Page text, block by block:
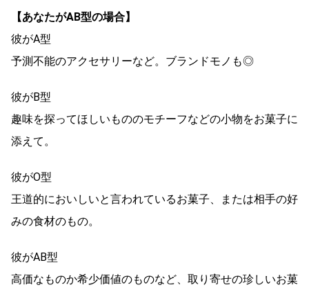
【あなたがAB型の場合】
彼がA型
予測不能のアクセサリーなど。ブランドモノも◎
彼がB型
趣味を探ってほしいもののモチーフなどの小物をお菓子に
添えて。
彼がO型
王道的においしいと言われているお菓子、または相手の好
みの食材のもの。
彼がAB型
高価なものか希少価値のものなど、取り寄せの珍しいお菓